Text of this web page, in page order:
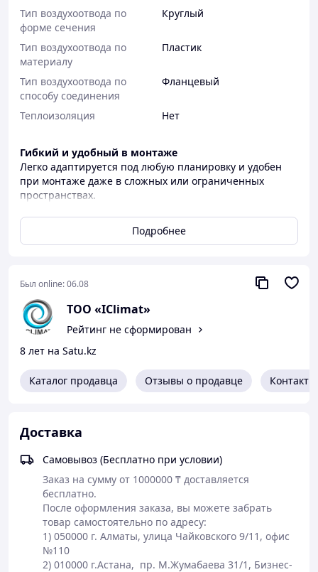
Тип воздухоотвода по
форме сечения
Круглый
Тип воздухоотвода по
материалу
Пластик
Тип воздухоотвода по
способу соединения
Фланцевый
Теплоизоляция Нет
Гибкий и удобный в монтаже
Легко адаптируется под любую планировку и удобен
при монтаже даже в сложных или ограниченных
пространствах.
Прочный и долговечный
Материал не подвержен коррозии, отличается
прочностью и рассчитан на длительную эксплуатацию
Гладкая внутренняя поверхность способствует
поддерживать чистоту вентиляционной системы.
Подробнее
Был online:06.08
ТОО «IClimat»
Рейтинг не сформирован
8 лет на Satu.kz
Каталог продавца Отзывы о продавце Контакты
Доставка
Самовывоз (Бесплатно при условии)
Заказ на сумму от 1000000 ₸ доставляется
бесплатно.
После оформления заказа, вы можете забрать
товар самостоятельно по адресу:
1) 050000 г. Алматы, улица Чайковского 9/11, офис
№110
2) 010000 г.Астана,  пр. М.Жумабаева 31/1, Бизнес-